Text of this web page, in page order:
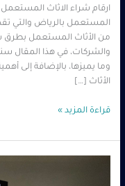
ارقام شراء الاثاث
المستعمل بالرياض والتي
من الأثاث المستعمل بطرق
والشركات، في هذا المقال
وما يميزها، بالإضافة إلى
الأثاث […]
قراءة المزيد »